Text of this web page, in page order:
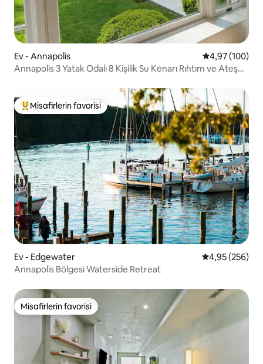
Ev - Annapolis 5 üzerinden
4,97 (100)
Annapolis 3 Yatak Odalı 8 Kişilik Su Kenarı Rıhtım ve Ateş
Misafirlerin favorilerinden en beğenilenler arasında
Misafirlerin favorisi
Ev - Edgewater 5 üzerinden
4,95 (256)
Annapolis Bölgesi Waterside Retreat
Misafirlerin favorisi
Misafirlerin favorisi